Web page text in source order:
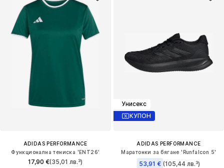
ADIDAS PERFORMANCE
Функционална тениска 'ENT26'
17,90 €(35,01 лв.³)
Унисекс
КУПОН
ADIDAS PERFORMANCE
Маратонки за бягане 'Runfalcon 5'
53,91 € (105,44 лв.³)